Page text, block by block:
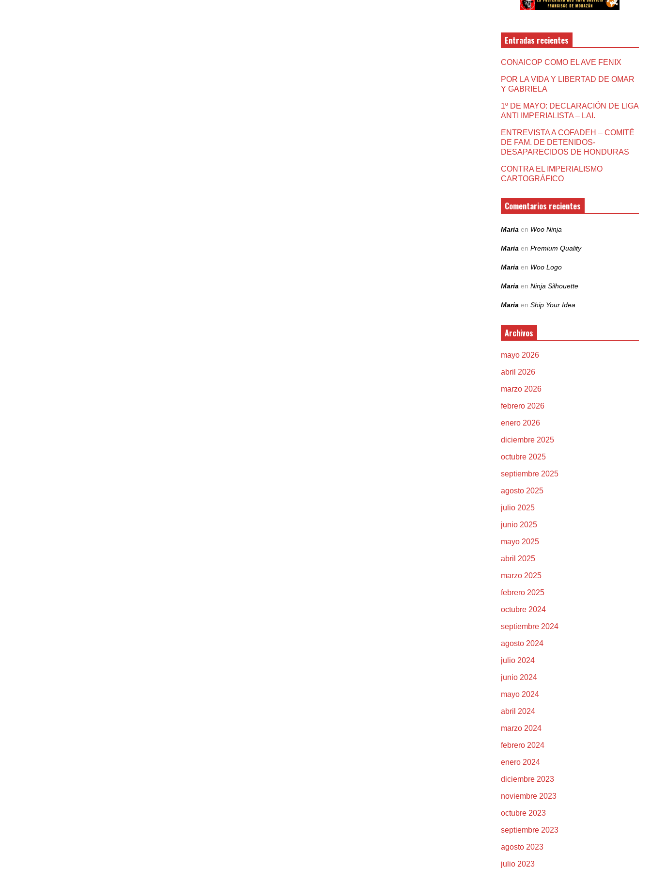
Entradas recientes
CONAICOP COMO EL AVE FENIX
POR LA VIDA Y LIBERTAD DE OMAR
Y GABRIELA
1º DE MAYO: DECLARACIÓN DE LIGA
ANTI IMPERIALISTA – LAI.
ENTREVISTA A COFADEH – COMITÉ
DE FAM. DE DETENIDOS-
DESAPARECIDOS DE HONDURAS
CONTRA EL IMPERIALISMO
CARTOGRÁFICO
Comentarios recientes
Maria en Woo Ninja
Maria enPremium Quality
Maria en Woo Logo
Maria enNinja Silhouette
Maria enShip Your Idea
Archivos
mayo 2026
abril 2026
marzo 2026
febrero 2026
enero 2026
diciembre 2025
octubre 2025
septiembre 2025
agosto 2025
julio 2025
junio 2025
mayo 2025
abril 2025
marzo 2025
febrero 2025
octubre 2024
septiembre 2024
agosto 2024
julio 2024
junio 2024
mayo 2024
abril 2024
marzo 2024
febrero 2024
enero 2024
diciembre 2023
noviembre 2023
octubre 2023
septiembre 2023
agosto 2023
julio 2023